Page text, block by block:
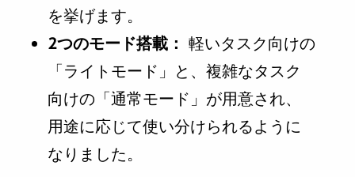
を挙げます。
2つのモード搭載： 軽いタスク向けの
「ライトモード」と、複雑なタスク
向けの「通常モード」が用意され、
用途に応じて使い分けられるように
なりました。